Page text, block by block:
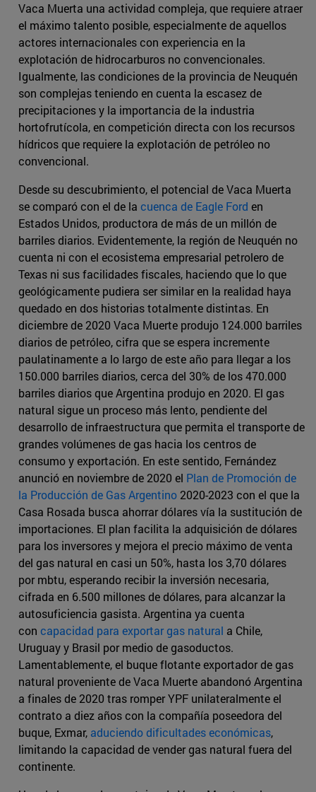
Vaca Muerta una actividad compleja, que requiere atraer
el máximo talento posible, especialmente de aquellos
actores internacionales con experiencia en la
explotación de hidrocarburos no convencionales.
Igualmente, las condiciones de la provincia de Neuquén
son complejas teniendo en cuenta la escasez de
precipitaciones y la importancia de la industria
hortofrutícola, en competición directa con los recursos
hídricos que requiere la explotación de petróleo no
convencional.
Desde su descubrimiento, el potencial de Vaca Muerta
se comparó con el de la cuenca de Eagle Ford en
Estados Unidos, productora de más de un millón de
barriles diarios. Evidentemente, la región de Neuquén no
cuenta ni con el ecosistema empresarial petrolero de
Texas ni sus facilidades fiscales, haciendo que lo que
geológicamente pudiera ser similar en la realidad haya
quedado en dos historias totalmente distintas. En
diciembre de 2020 Vaca Muerte produjo 124.000 barriles
diarios de petróleo, cifra que se espera incremente
paulatinamente a lo largo de este año para llegar a los
150.000 barriles diarios, cerca del 30% de los 470.000
barriles diarios que Argentina produjo en 2020. El gas
natural sigue un proceso más lento, pendiente del
desarrollo de infraestructura que permita el transporte de
grandes volúmenes de gas hacia los centros de
consumo y exportación. En este sentido, Fernández
anunció en noviembre de 2020 el Plan de Promoción de
la Producción de Gas Argentino 2020-2023 con el que la
Casa Rosada busca ahorrar dólares vía la sustitución de
importaciones. El plan facilita la adquisición de dólares
para los inversores y mejora el precio máximo de venta
del gas natural en casi un 50%, hasta los 3,70 dólares
por mbtu, esperando recibir la inversión necesaria,
cifrada en 6.500 millones de dólares, para alcanzar la
autosuficiencia gasista. Argentina ya cuenta
con capacidad para exportar gas natural a Chile,
Uruguay y Brasil por medio de gasoductos.
Lamentablemente, el buque flotante exportador de gas
natural proveniente de Vaca Muerte abandonó Argentina
a finales de 2020 tras romper YPF unilateralmente el
contrato a diez años con la compañía poseedora del
buque, Exmar, aduciendo dificultades económicas,
limitando la capacidad de vender gas natural fuera del
continente.